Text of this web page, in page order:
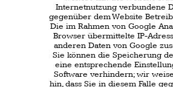
Google zeichnet Informationen über Ihre +1-
Aktivitäten auf,
um die Google-Dienste für Sie und andere zu
verbessern.
Um die Google +1- Schaltfläche verwenden zu
können, benötigen Sie ein weltweit sichtbares,
öffentliches Google-Profil, das zumindest den für
das Profil gewählten Namen enthalten muss.
Dieser Name wird in allen Google-Diensten
verwendet.
In manchen Fällen kann dieser Name auch einen
anderen Namen ersetzen, den Sie beim Teilen von